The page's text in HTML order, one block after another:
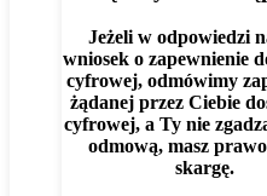
Jeżeli w odpowiedzi
wniosek o zapewnienie
cyfrowej, odmówimy
żądanej przez Ciebie
cyfrowej, a Ty nie
odmową, masz prawo
skargę.